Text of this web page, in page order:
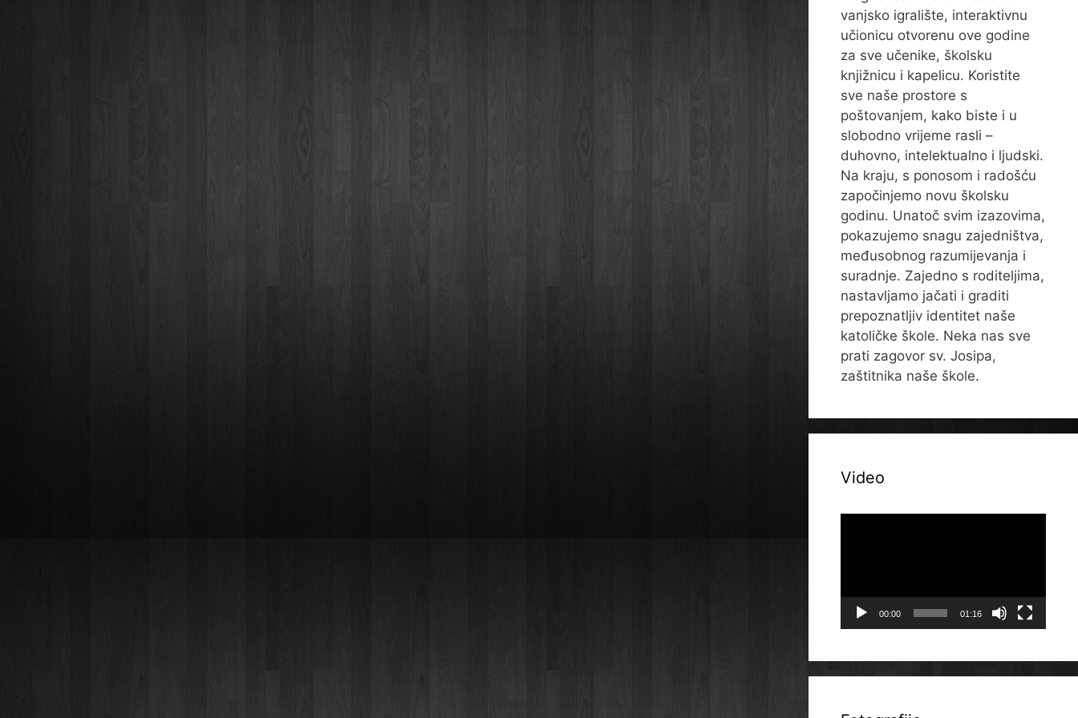
vanjsko igralište, interaktivnu
učionicu otvorenu ove godine
za sve učenike, školsku
knjižnicu i kapelicu. Koristite
sve naše prostore s
poštovanjem, kako biste i u
slobodno vrijeme rasli –
duhovno, intelektualno i ljudski.
Na kraju, s ponosom i radošću
započinjemo novu školsku
godinu. Unatoč svim izazovima,
pokazujemo snagu zajedništva,
međusobnog razumijevanja i
suradnje. Zajedno s roditeljima,
nastavljamo jačati i graditi
prepoznatljiv identitet naše
katoličke škole. Neka nas sve
prati zagovor sv. Josipa,
zaštitnika naše škole.
Video
00:00 01:16